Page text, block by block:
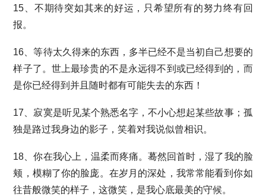
15、不期待突如其来的好运，只希望所有的努力终有回
报。
16、等待太久得来的东西，多半已经不是当初自己想要的
样子了。世上最珍贵的不是永远得不到或已经得到的，而
是你已经得到并且随时都有可能失去的东西！
17、寂寞是听见某个熟悉名字，不小心想起某些故事；孤
独是路过我身边的影子，笑着对我说似曾相识。
18、你在我心上，温柔而疼痛。蓦然回首时，湿了我的脸
颊，模糊了你的脸庞。在岁月的深处，我常常能看到你如
往昔般微笑的样子，这微笑，是我心底最美的守候。